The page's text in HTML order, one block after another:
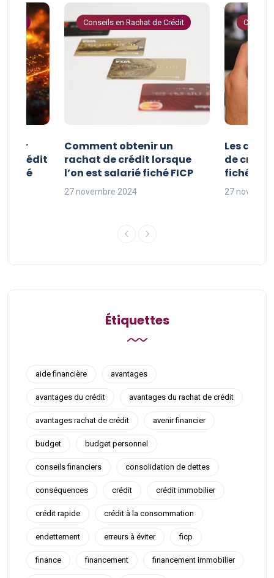
pour
crédit
fiché
Conseils en Rachat de Crédit
Comment obtenir un
rachat de crédit lorsque
l’on est salarié fiché FICP
27 novembre 2024
Les
de crédit
fichés
27
Étiquettes
aide financière avantages
avantages du crédit avantages du rachat de crédit
avantages rachat de crédit avenir financier
budget budget personnel
conseils financiers consolidation de dettes
conséquences crédit crédit immobilier
crédit rapide crédit à la consommation
endettement erreurs à éviter ficp
finance financement financement immobilier